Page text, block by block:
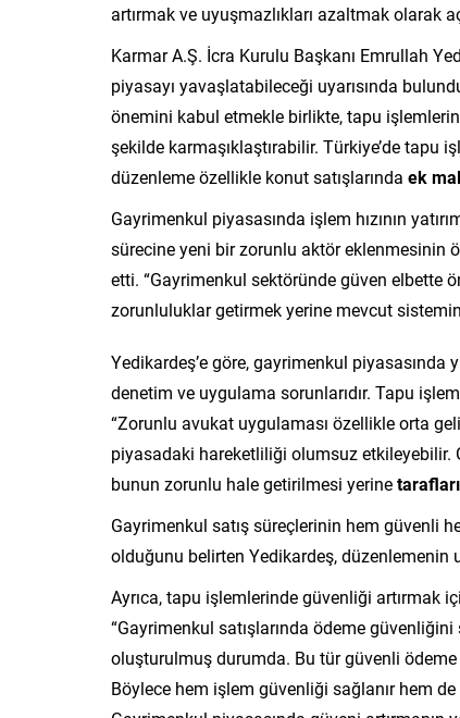
artırmak ve uyuşmazlıkları azaltmak olarak
Karmar A.Ş. İcra Kurulu Başkanı Emrullah
piyasayı yavaşlatabileceği uyarısında
önemini kabul etmekle birlikte, tapu
şekilde karmaşıklaştırabilir. Türkiye’de tapu
düzenleme özellikle konut satışlarında ek
Gayrimenkul piyasasında işlem hızının
sürecine yeni bir zorunlu aktör eklenmesinin
etti. “Gayrimenkul sektöründe güven elbette
zorunluluklar getirmek yerine mevcut
Yedikardeş’e göre, gayrimenkul
denetim ve uygulama sorunlarıdır. Tapu
“Zorunlu avukat uygulaması özellikle orta
piyasadaki hareketliliği olumsuz etkileyebilir.
bunun zorunlu hale getirilmesi yerine
Gayrimenkul satış süreçlerinin hem güvenli
olduğunu belirten Yedikardeş, düzenlemenin
Ayrıca, tapu işlemlerinde güvenliği artırmak
“Gayrimenkul satışlarında ödeme
oluşturulmuş durumda. Bu tür güvenli
Böylece hem işlem güvenliği sağlanır hem